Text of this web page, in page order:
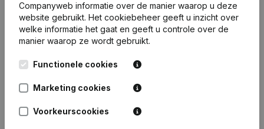
Companyweb informatie over de manier waarop u deze
website gebruikt. Het cookiebeheer geeft u inzicht over
welke informatie het gaat en geeft u controle over de
manier waarop ze wordt gebruikt.
Functionele cookies
Marketing cookies
Voorkeurscookies
Nederlands
Leuvensesteenweg
1800 Vilvoorde
Monitoring
Internationaal zoeken